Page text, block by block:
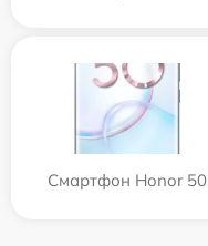
Смартфон Honor 50